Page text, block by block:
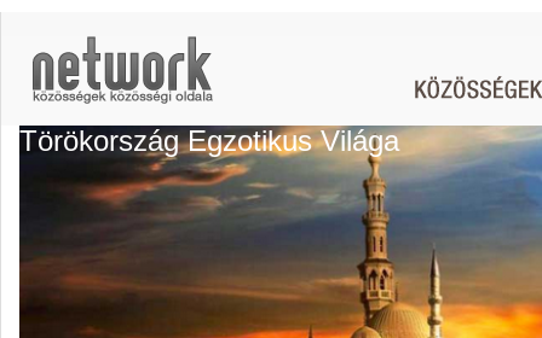
Törökország Egzotikus Világa